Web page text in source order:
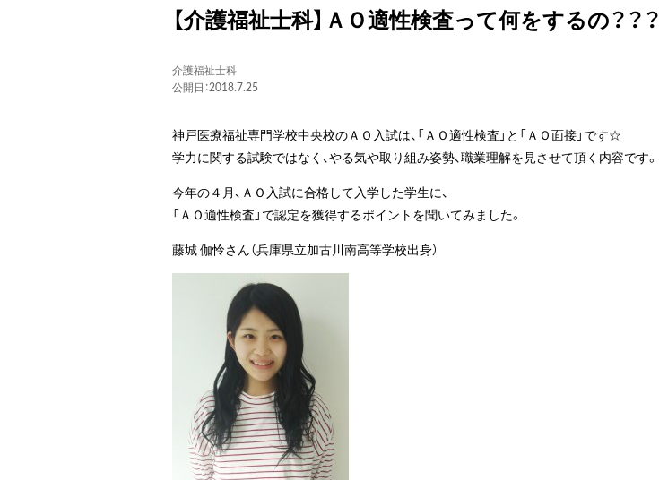
【介護福祉士科】ＡＯ適性検査って何をするの？？？
介護福祉士科
公開日：2018.7.25
神戸医療福祉専門学校中央校のＡＯ入試は、「ＡＯ適性検査」と「ＡＯ面接」です☆
学力に関する試験ではなく、やる気や取り組み姿勢、職業理解を見させて頂く内容です。
今年の４月、ＡＯ入試に合格して入学した学生に、
「ＡＯ適性検査」で認定を獲得するポイントを聞いてみました。
藤城 伽怜さん（兵庫県立加古川南高等学校出身）